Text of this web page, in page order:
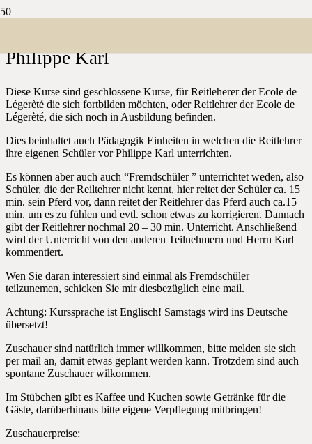
Philippe Karl
Diese Kurse sind geschlossene Kurse, für Reitleherer der Ecole de
Légerèté die sich fortbilden möchten, oder Reitlehrer der Ecole de
Légerèté, die sich noch in Ausbildung befinden.
Dies beinhaltet auch Pädagogik Einheiten in welchen die Reitlehrer
ihre eigenen Schüler vor Philippe Karl unterrichten.
Es können aber auch auch “Fremdschüler ” unterrichtet weden, also
Schüler, die der Reiltehrer nicht kennt, hier reitet der Schüler ca. 15
min. sein Pferd vor, dann reitet der Reitlehrer das Pferd auch ca.15
min. um es zu fühlen und evtl. schon etwas zu korrigieren. Dannach
gibt der Reitlehrer nochmal 20 – 30 min. Unterricht. Anschließend
wird der Unterricht von den anderen Teilnehmern und Herrn Karl
kommentiert.
Wen Sie daran interessiert sind einmal als Fremdschüler
teilzunemen, schicken Sie mir diesbezüglich eine mail.
Achtung: Kurssprache ist Englisch! Samstags wird ins Deutsche
übersetzt!
Zuschauer sind natürlich immer willkommen, bitte melden sie sich
per mail an, damit etwas geplant werden kann. Trotzdem sind auch
spontane Zuschauer wilkommen.
Im Stübchen gibt es Kaffee und Kuchen sowie Getränke für die
Gäste, darüberhinaus bitte eigene Verpflegung mitbringen!
Zuschauerpreise: